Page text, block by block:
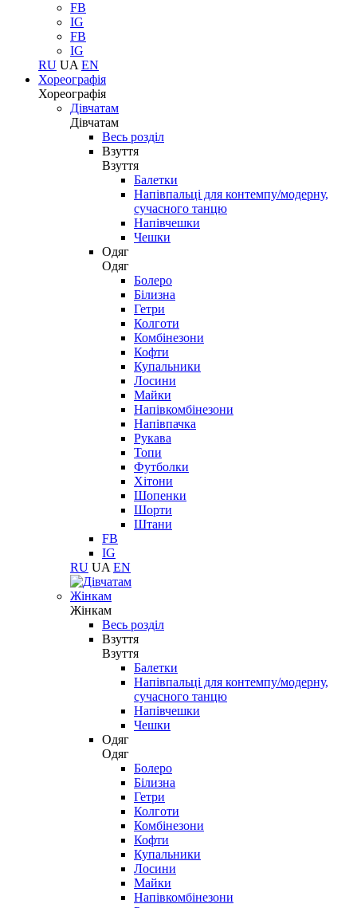
FB
IG
FB
IG
RU UA EN
Хореографія
Хореографія
Дівчатам
Дівчатам
Весь розділ
Взуття
Взуття
Балетки
Напівпальці для контемпу/модерну,
сучасного танцю
Напівчешки
Чешки
Одяг
Одяг
Болеро
Білизна
Гетри
Колготи
Комбінезони
Кофти
Купальники
Лосини
Майки
Напівкомбінезони
Напівпачка
Рукава
Топи
Футболки
Хітони
Шопенки
Шорти
Штани
FB
IG
RU UA EN
Жінкам
Жінкам
Весь розділ
Взуття
Взуття
Балетки
Напівпальці для контемпу/модерну,
сучасного танцю
Напівчешки
Чешки
Одяг
Одяг
Болеро
Білизна
Гетри
Колготи
Комбінезони
Кофти
Купальники
Лосини
Майки
Напівкомбінезони